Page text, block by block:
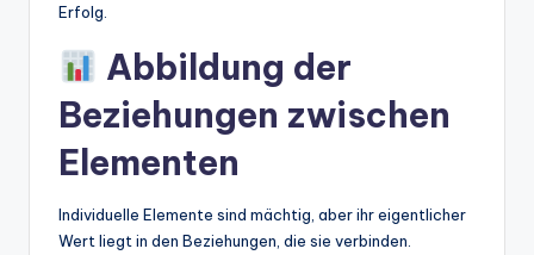
Erfolg.
Abbildung der
Beziehungen zwischen
Elementen
Individuelle Elemente sind mächtig, aber ihr eigentlicher
Wert liegt in den Beziehungen, die sie verbinden.